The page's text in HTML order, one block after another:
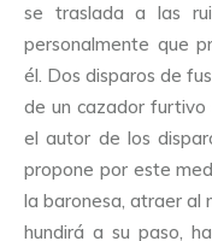
se traslada a las
personalmente que
él. Dos disparos de
de un cazador furtivo
el autor de los
propone por este
la baronesa, atraer al
hundirá a su paso,